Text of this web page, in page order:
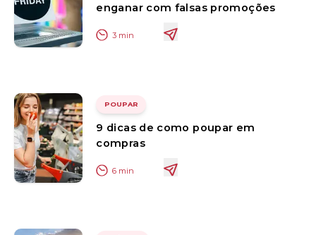
enganar com falsas promoções
3 min
POUPAR
9 dicas de como poupar em
compras
6 min